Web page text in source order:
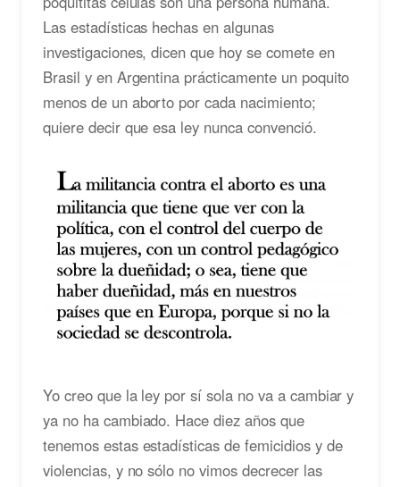
Las estadísticas hechas en algunas
investigaciones, dicen que hoy se comete en
Brasil y en Argentina prácticamente un poquito
menos de un aborto por cada nacimiento;
quiere decir que esa ley nunca convenció.
Yo creo que la ley por sí sola no va a cambiar y
ya no ha cambiado. Hace diez años que
tenemos estas estadísticas de femicidios y de
violencias, y no sólo no vimos decrecer las